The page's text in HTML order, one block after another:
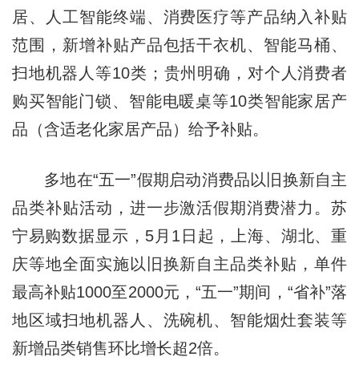
居、人工智能终端、消费医疗等产品纳入补贴
范围，新增补贴产品包括干衣机、智能马桶、
扫地机器人等10类；贵州明确，对个人消费者
购买智能门锁、智能电暖桌等10类智能家居产
品（含适老化家居产品）给予补贴。
多地在“五一”假期启动消费品以旧换新自主
品类补贴活动，进一步激活假期消费潜力。苏
宁易购数据显示，5月1日起，上海、湖北、重
庆等地全面实施以旧换新自主品类补贴，单件
最高补贴1000至2000元，“五一”期间，“省补”落
地区域扫地机器人、洗碗机、智能烟灶套装等
新增品类销售环比增长超2倍。